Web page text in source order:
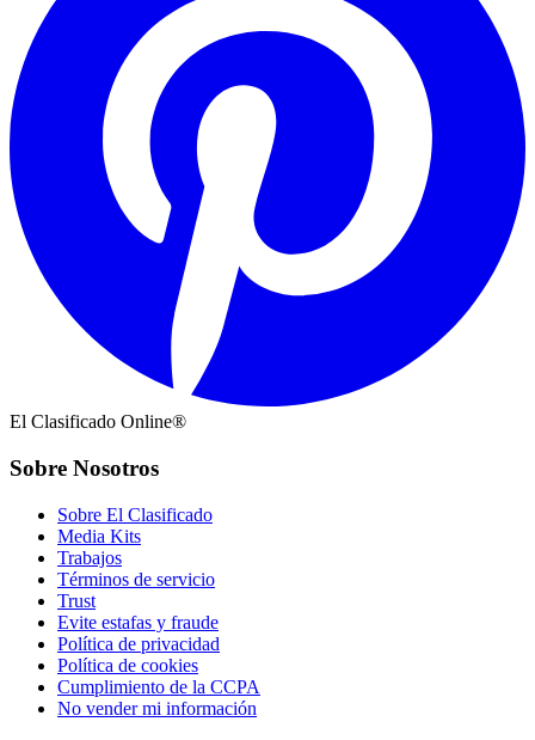
El Clasificado Online®
Sobre Nosotros
Sobre El Clasificado
Media Kits
Trabajos
Términos de servicio
Trust
Evite estafas y fraude
Política de privacidad
Política de cookies
Cumplimiento de la CCPA
No vender mi información